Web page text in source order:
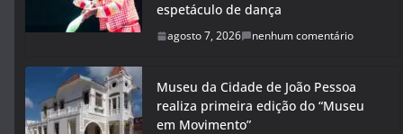
espetáculo de dança
agosto 7, 2026 nenhum comentário
Museu da Cidade de João Pessoa
realiza primeira edição do “Museu
em Movimento”